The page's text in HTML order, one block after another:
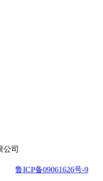
公司
鲁ICP备09061626号-9